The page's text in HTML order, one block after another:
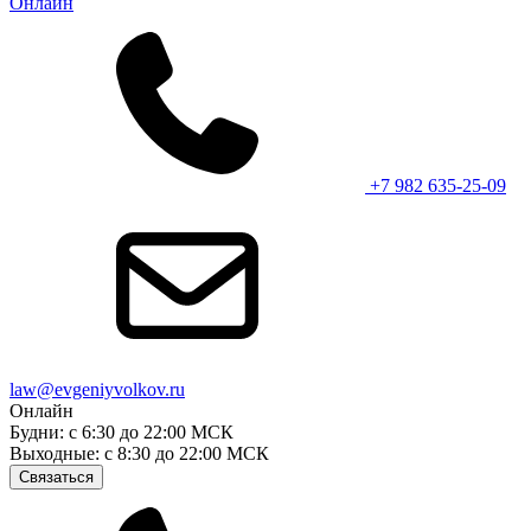
+7 982 635-25-09
law@evgeniyvolkov.ru
Онлайн
Будни: с 6:30 до 22:00 МСК
Выходные: с 8:30 до 22:00 МСК
Связаться